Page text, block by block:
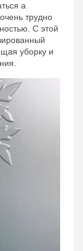
а
трудно
С этой
уборку и